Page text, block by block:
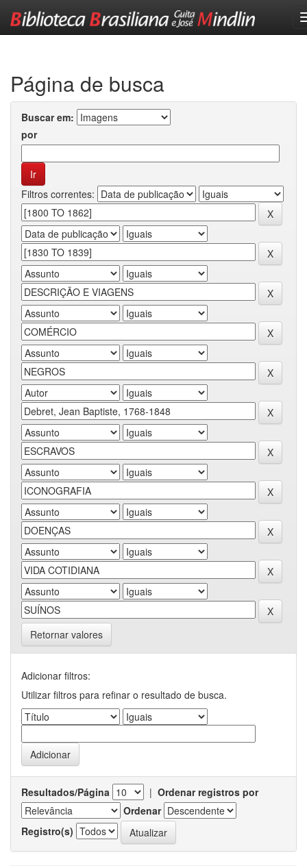
Página de busca
Buscar em:
por
Filtros correntes:
Retornar valores
Adicionar filtros:
Utilizar filtros para refinar o resultado de busca.
Resultados/Página | Ordenar registros por
Ordenar
Registro(s)